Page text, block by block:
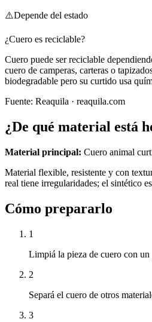
⚠️Depende del estado
¿Cuero es reciclable?
Cuero puede ser reciclable
cuero de camperas, carteras o
biodegradable pero su curtido usa
Fuente: Reaquila · reaquila.com
¿De qué material está
Material principal: Cuero animal
Material flexible, resistente y con
real tiene irregularidades; el sintético
Cómo prepararlo
1
Limpiá la pieza de cuero con un
2
Separá el cuero de otros
3